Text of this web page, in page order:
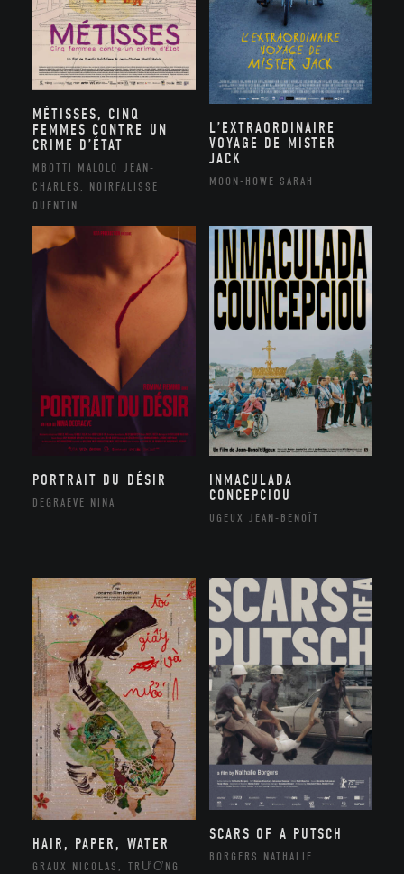
MÉTISSES, CINQ
FEMMES CONTRE UN
CRIME D’ÉTAT
MBOTTI MALOLO JEAN-
CHARLES, NOIRFALISSE
QUENTIN
L’EXTRAORDINAIRE
VOYAGE DE MISTER
JACK
MOON-HOWE SARAH
PORTRAIT DU DÉSIR
DEGRAEVE NINA
INMACULADA
CONCEPCIOU
UGEUX JEAN-BENOÎT
HAIR, PAPER, WATER
GRAUX NICOLAS, TRƯƠNG
SCARS OF A PUTSCH
BORGERS NATHALIE